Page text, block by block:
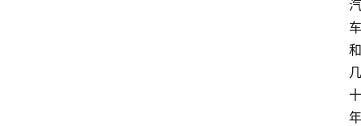
汽
车
和
几
十
年